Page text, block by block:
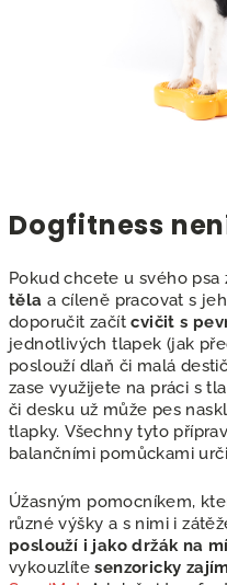
Dogfitness
Pokud chcete u svého
těla a cíleně pracovat s
doporučit začítcvičit s
jednotlivých tlapek (jak
poslouží dlaň či malá
zase využijete na práci s
či desku už může pes
tlapky. Všechny tyto
balančními pomůckami
Úžasným pomocníkem,
různé výšky a s nimi i
poslouží i jako držák na
vykouzlítesenzoricky